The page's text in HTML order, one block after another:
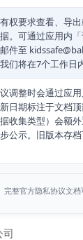
权要求查看、导
。可通过应用内「
件至
们将在7个工作日
调整时会通过应
日期标注于文档
收集类型）会额
公示。旧版本存
完整官方隐私协议文
司